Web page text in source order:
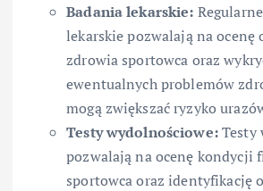
Badania lekarskie:
lekarskie pozwalają na ocenę
zdrowia sportowca oraz
ewentualnych problemów
mogą zwiększać ryzyko
Testy wydolnościowe:Testy
pozwalają na ocenę kondycji
sportowca oraz identyfikację